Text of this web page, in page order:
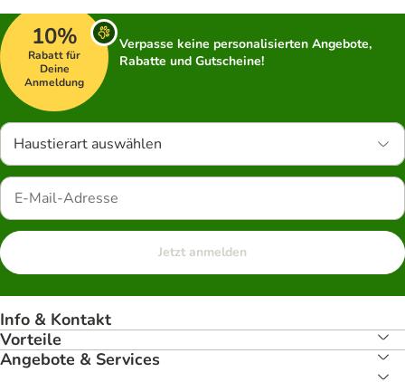
10%
Rabatt für
Deine
Anmeldung
Verpasse keine personalisierten Angebote,
Rabatte und Gutscheine!
Haustierart auswählen
Jetzt anmelden
Info & Kontakt
Vorteile
Angebote & Services